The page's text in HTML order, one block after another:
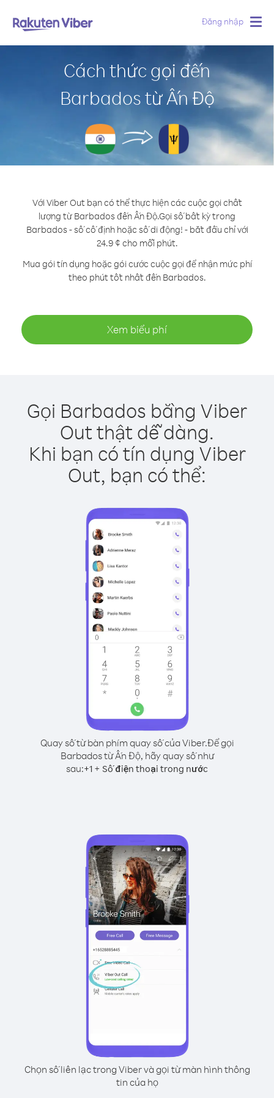
Đăng nhập
Cách thức gọi đến
Barbados từ Ấn Độ
Với Viber Out bạn có thể thực hiện các cuộc gọi chất
lượng từ Barbados đến Ấn Độ.Gọi số bất kỳ trong
Barbados - số cố định hoặc số di động! - bắt đầu chỉ với
24.9 ¢ cho mỗi phút.
Mua gói tín dụng hoặc gói cước cuộc gọi để nhận mức phí
theo phút tốt nhất đến Barbados.
Xem biểu phí
Gọi Barbados bằng Viber
Out thật dễ dàng.
Khi bạn có tín dụng Viber
Out, bạn có thể:
Quay số từ bàn phím quay số của Viber.Để gọi
Barbados từ Ấn Độ, hãy quay số như
sau:+1 + Số điện thoại trong nước
Chọn số liên lạc trong Viber và gọi từ màn hình thông
tin của họ